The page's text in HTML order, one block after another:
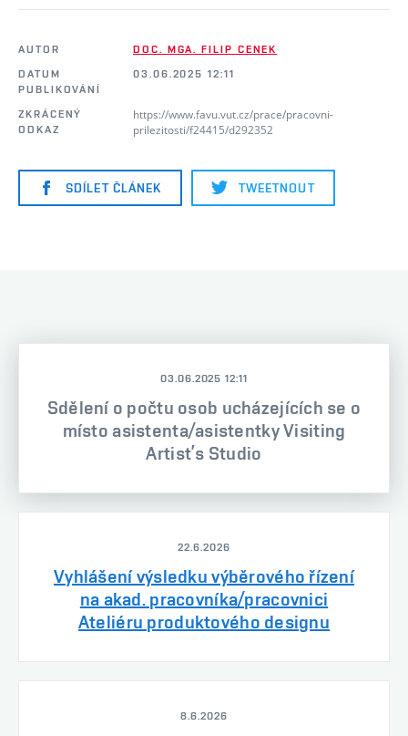
AUTOR
DOC. MGA. FILIP CENEK
DATUM
PUBLIKOVÁNÍ
03.06.2025 12:11
ZKRÁCENÝ
ODKAZ
https://www.favu.vut.cz/prace/pracovni-
prilezitosti/f24415/d292352
SDÍLET ČLÁNEK TWEETNOUT
03.06.2025 12:11
Sdělení o počtu osob ucházejících se o
místo asistenta/asistentky Visiting
Artist’s Studio
22.6.2026
Vyhlášení výsledku výběrového řízení
na akad. pracovníka/pracovnici
Ateliéru produktového designu
8.6.2026